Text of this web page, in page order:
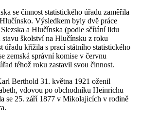
se činnost statistického úřadu zaměřila
Výsledkem byly dvě práce
a Hlučínska (podle sčítání lidu
školství na Hlučínsku z roku
úřadu křížila s prací státního statistického
zemská správní komise v červnu
téhož roku zastavil svou činnost.
Berthold 31. května 1921 oženil
vdovou po obchodníku Heinrichu
se 25. září 1877 v Mikolajicích v rodině